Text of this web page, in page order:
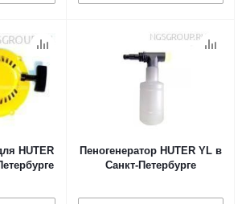
HUTER
Пеногенератор HUTER YL в
Санкт-Петербурге